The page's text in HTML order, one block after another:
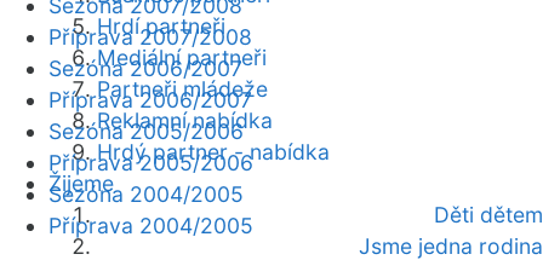
Hrdí partneři
Mediální partneři
Partneři mládeže
Reklamní nabídka
Hrdý partner - nabídka
Žijeme
Děti dětem
Jsme jedna rodina
Sezóna 2007/2008
Příprava 2007/2008
Sezóna 2006/2007
Příprava 2006/2007
Sezóna 2005/2006
Příprava 2005/2006
Sezóna 2004/2005
Příprava 2004/2005